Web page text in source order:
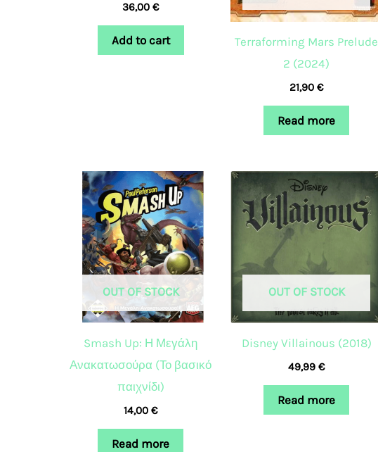
36,00 €
Add to cart
Terraforming Mars Prelude
2 (2024)
21,90 €
Read more
OUT OF STOCK
Smash Up: Η Μεγάλη
Ανακατωσούρα (Το βασικό
παιχνίδι)
14,00 €
Read more
OUT OF STOCK
Disney Villainous (2018)
49,99 €
Read more